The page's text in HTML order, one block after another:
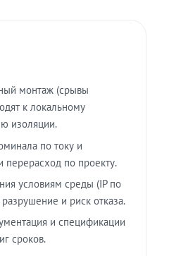
монтаж (срывы
к локальному
изоляции.
по току и
перерасход по проекту.
условиям среды (IP по
и риск отказа.
и спецификации
сроков.